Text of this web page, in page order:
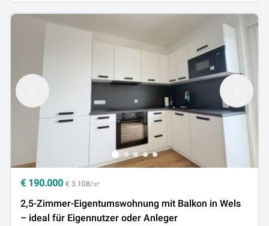
€ 190.000 € 3.108/㎡
2,5-Zimmer-Eigentumswohnung mit Balkon in Wels
– ideal für Eigennutzer oder Anleger